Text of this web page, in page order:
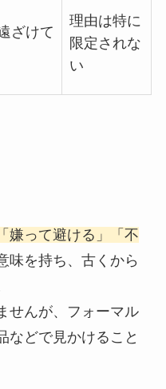
ざけて
理由は特に
限定されな
い
「嫌って避ける」「不
味を持ち、古くから
せんが、フォーマル
などで見かけること